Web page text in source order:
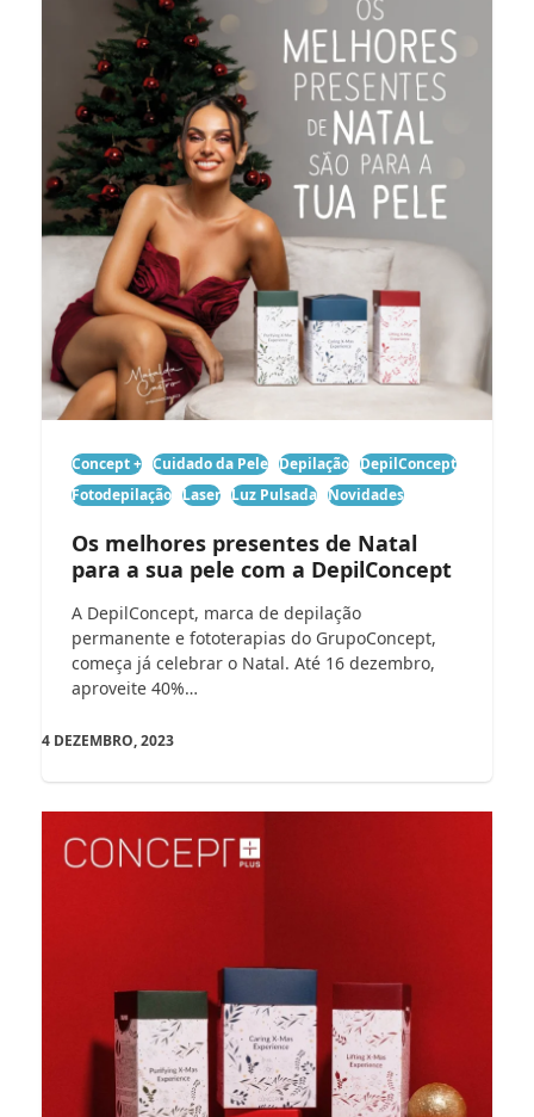
Concept + Cuidado da Pele Depilação DepilConcept
Fotodepilação Laser Luz Pulsada Novidades
Os melhores presentes de Natal
para a sua pele com a DepilConcept
A DepilConcept, marca de depilação
permanente e fototerapias do GrupoConcept,
começa já celebrar o Natal. Até 16 dezembro,
aproveite 40%…
4 DEZEMBRO, 2023